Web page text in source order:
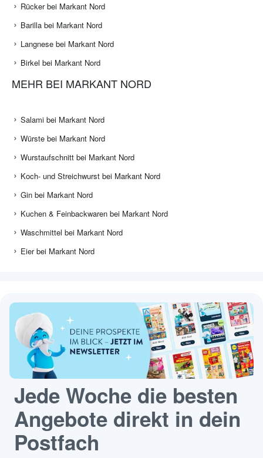
Rücker bei Markant Nord
Barilla bei Markant Nord
Langnese bei Markant Nord
Birkel bei Markant Nord
MEHR BEI MARKANT NORD
Salami bei Markant Nord
Würste bei Markant Nord
Wurstaufschnitt bei Markant Nord
Koch- und Streichwurst bei Markant Nord
Gin bei Markant Nord
Kuchen & Feinbackwaren bei Markant Nord
Waschmittel bei Markant Nord
Eier bei Markant Nord
Jede Woche die besten
Angebote direkt in dein
Postfach